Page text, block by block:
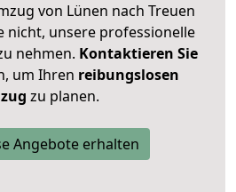
von Lünen nach Treuen
nicht, unsere professionelle
nehmen. Kontaktieren Sie
um Ihren reibungslosen
zu planen.
Angebote erhalten